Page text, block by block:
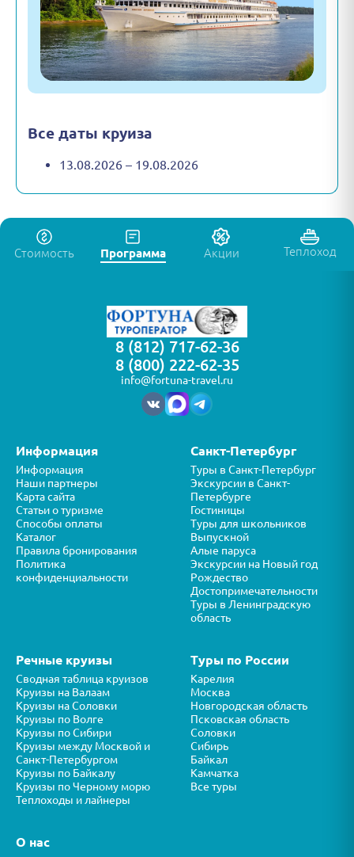
Все даты круиза
13.08.2026 – 19.08.2026
Стоимость Программа Акции Теплоход
8 (812) 717-62-36
8 (800) 222-62-35
info@fortuna-travel.ru
Информация
Информация
Наши партнеры
Карта сайта
Статьи о туризме
Способы оплаты
Каталог
Правила бронирования
Политика
конфиденциальности
Санкт-Петербург
Туры в Санкт-Петербург
Экскурсии в Санкт-
Петербурге
Гостиницы
Туры для школьников
Выпускной
Алые паруса
Экскурсии на Новый год
Рождество
Достопримечательности
Туры в Ленинградскую
область
Речные круизы
Сводная таблица круизов
Круизы на Валаам
Круизы на Соловки
Круизы по Волге
Круизы по Сибири
Круизы между Москвой и
Санкт-Петербургом
Круизы по Байкалу
Круизы по Черному морю
Теплоходы и лайнеры
Туры по России
Карелия
Москва
Новгородская область
Псковская область
Соловки
Сибирь
Байкал
Камчатка
Все туры
О нас